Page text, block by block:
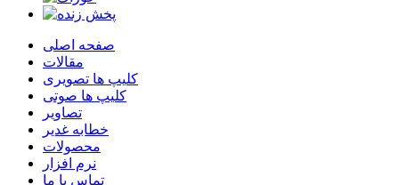
صفحه اصلی
مقالات
کلیپ ها تصویری
کلیپ ها صوتی
تصاویر
خطابه غدیر
محصولات
نرم افزار
تماس با ما